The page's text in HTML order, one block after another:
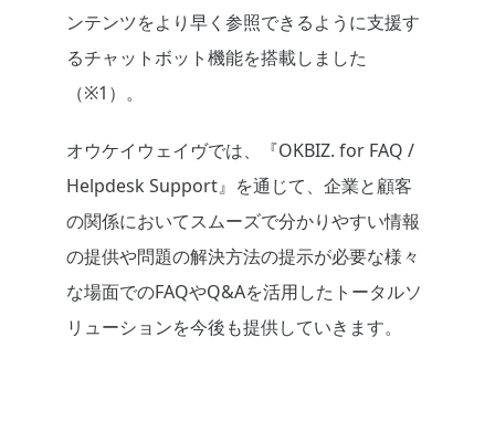
ンテンツをより早く参照できるように支援す
るチャットボット機能を搭載しました
（※1）。
オウケイウェイヴでは、『OKBIZ. for FAQ /
Helpdesk Support』を通じて、企業と顧客
の関係においてスムーズで分かりやすい情報
の提供や問題の解決方法の提示が必要な様々
な場面でのFAQやQ&Aを活用したトータルソ
リューションを今後も提供していきます。